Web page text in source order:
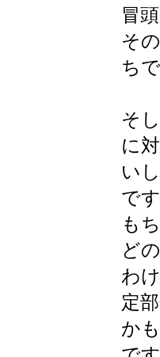
冒
そ
ち
そ
に
い
で
も
ど
わ
定
か